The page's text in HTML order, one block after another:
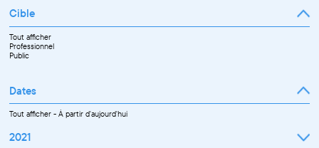
Cible
Tout afficher
Professionnel
Public
Dates
Tout afficher-À partir d'aujourd'hui
2021